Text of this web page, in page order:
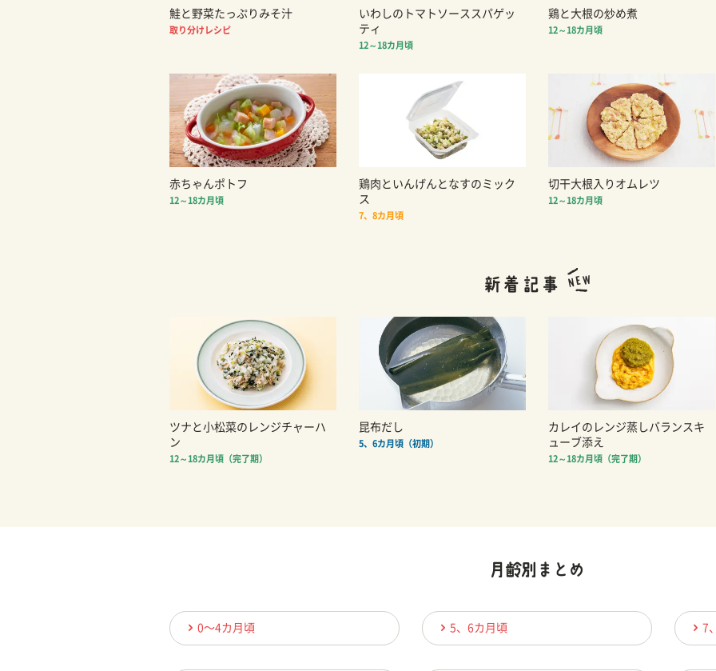
鮭と野菜たっぷりみそ汁
取り分けレシピ
いわしのトマトソーススパゲッ
ティ
12～18カ月頃
鶏と大根の炒め煮
12～18カ月頃
赤ちゃんポトフ
12～18カ月頃
鶏肉といんげんとなすのミック
ス
7、8カ月頃
切干大根入りオムレツ
12～18カ月頃
ツナと小松菜のレンジチャーハ
ン
12～18カ月頃（完了期）
昆布だし
5、6カ月頃（初期）
カレイのレンジ蒸しバランスキ
ューブ添え
12～18カ月頃（完了期）
0〜4カ月頃 5、6カ月頃 7